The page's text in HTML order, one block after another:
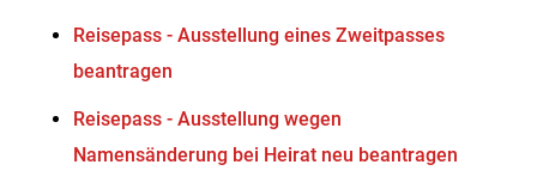
Reisepass - Ausstellung eines Zweitpasses
beantragen
Reisepass - Ausstellung wegen
Namensänderung bei Heirat neu beantragen